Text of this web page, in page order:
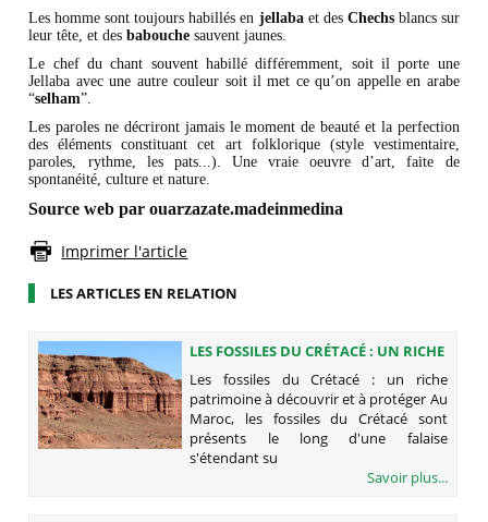
Les homme sont toujours habillés en jellabaet des Chechsblancs sur
leur tête, et desbabouche sauvent jaunes.
Le chef du chant souvent habillé différemment, soit il porte une
Jellaba avec une autre couleur soit il met ce qu’on appelle en arabe
“selham”.
Les paroles ne décriront jamais le moment de beauté et la perfection
des éléments constituant cet art folklorique (style vestimentaire,
paroles, rythme, les pats...). Une vraie oeuvre d’art, faite de
spontanéité, culture et nature.
Source web par ouarzazate.madeinmedina
Imprimer l'article
LES ARTICLES EN RELATION
LES FOSSILES DU CRÉTACÉ : UN RICHE
PATRIMOINE À DÉCOUVRIR ET À
PROTÉGER
Les fossiles du Crétacé : un riche
patrimoine à découvrir et à protéger Au
Maroc, les fossiles du Crétacé sont
présents le long d'une falaise
s'étendant su
Savoir plus...